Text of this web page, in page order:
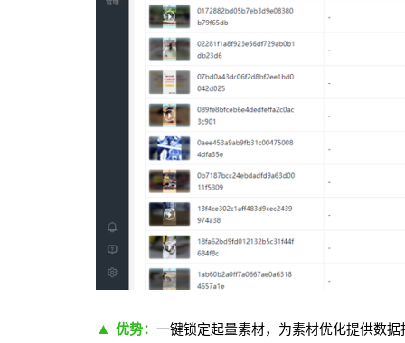
▲ 优势： 一键锁定起量素材，为素材优化提供数据